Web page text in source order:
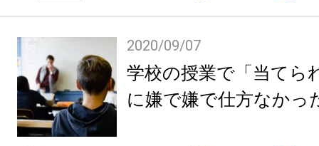
2020/09/07
学校の授業で「当てら
に嫌で嫌で仕方なかっ